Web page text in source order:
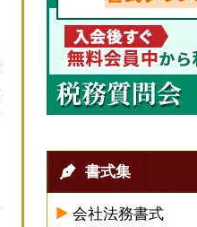
書式集
会社法務書式